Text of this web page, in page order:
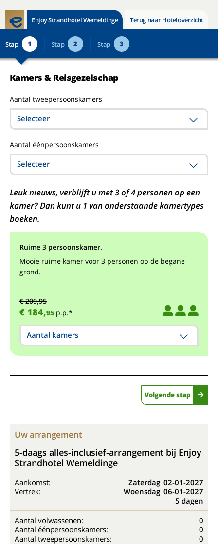
Enjoy Strandhotel Wemeldinge Terug naar Hoteloverzicht
Stap 1 Stap 2 Stap 3
Kamers & Reisgezelschap
Aantal tweepersoonskamers
Selecteer
Aantal éénpersoonskamers
Selecteer
Leuk nieuws, verblijft u met 3 of 4 personen op een
kamer? Dan kunt u 1 van onderstaande kamertypes
boeken.
Ruime 3 persoonskamer.
Mooie ruime kamer voor 3 personen op de begane
grond.
€ 209,95
€ 184,95 p.p.*
Aantal kamers
Volgende stap
Uw arrangement
5-daags alles-inclusief-arrangement bij Enjoy
Strandhotel Wemeldinge
Aankomst: Zaterdag 02-01-2027
Vertrek:
Woensdag 06-01-2027
5 dagen
Aantal volwassenen:
0
Aantal éénpersoonskamers:
0
Aantal tweepersoonskamers:
0